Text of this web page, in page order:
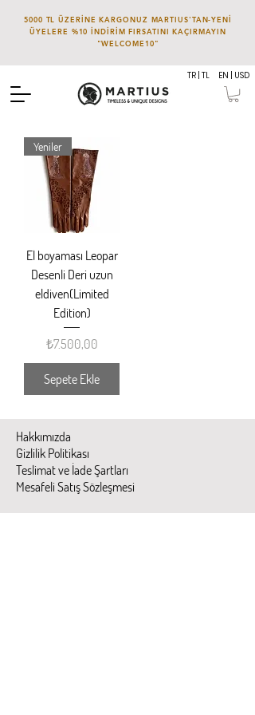
TR | TL EN | USD
5000 TL ÜZERİNE KARGONUZ MARTIUS'TAN-YENİ
ÜYELERE %10 İNDİRİM FIRSATINI KAÇIRMAYIN
"WELCOME10"
Yeniler
El boyaması Leopar
Desenli Deri uzun
eldiven(Limited
Edition)
Fiyat
₺7.500,00
Sepete Ekle
Hakkımızda
Gizlilik Politikası
Teslimat ve İade Şartları
Mesafeli Satış Sözleşmesi
Follow us